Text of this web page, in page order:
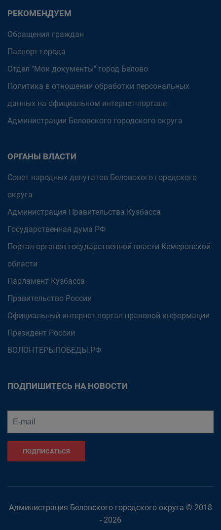
РЕКОМЕНДУЕМ
Обращения граждан
Паспорт города
Отдел "Мои документы" город Белово
Политика в отношении обработки персональных
данных на официальном интернет-портале
Администрации Беловского городского округа
ОРГАНЫ ВЛАСТИ
Совет народных депутатов Беловского городского
округа
Администрация Правительства Кузбасса
Государственная дума РФ
Портал органов государственной власти Кемеровской
области
Парламент Кузбасса
Правительство России
Официальный интернет-портал правовой информации
Президент России
ВОЛОНТЕРЫПОБЕДЫ.РФ
ПОДПИШИТЕСЬ НА НОВОСТИ
ПОДПИСАТЬСЯ
Администрация Беловского городского округа © 2018
- 2026